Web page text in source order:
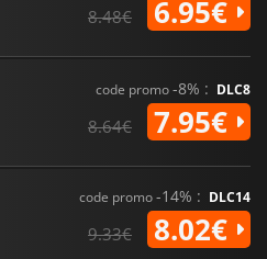
8.48€ 6.95€
code promo-8% : DLC8
8.64€ 7.95€
code promo-14% : DLC14
9.33€ 8.02€